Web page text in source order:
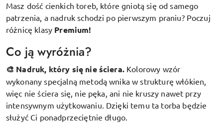
Masz dość cienkich toreb, które gniotą się od samego
patrzenia, a nadruk schodzi po pierwszym praniu? Poczuj
różnicę klasy Premium!
Co ją wyróżnia?
🎨 Nadruk, który się nie ściera. Kolorowy wzór
wykonany specjalną metodą wnika w strukturę włókien,
więc nie ściera się, nie pęka, ani nie kruszy nawet przy
intensywnym użytkowaniu. Dzięki temu ta torba będzie
służyć Ci ponadprzeciętnie długo.